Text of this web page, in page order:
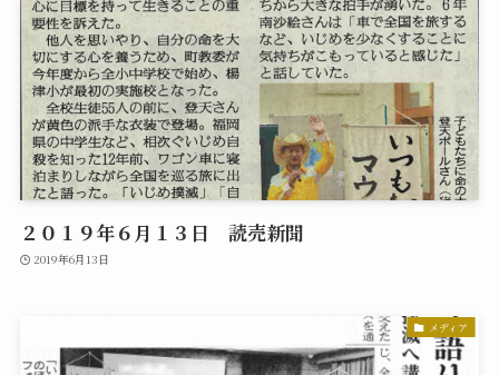
２０１９年６月１３日 読売新聞
2019年6月13日
メディア